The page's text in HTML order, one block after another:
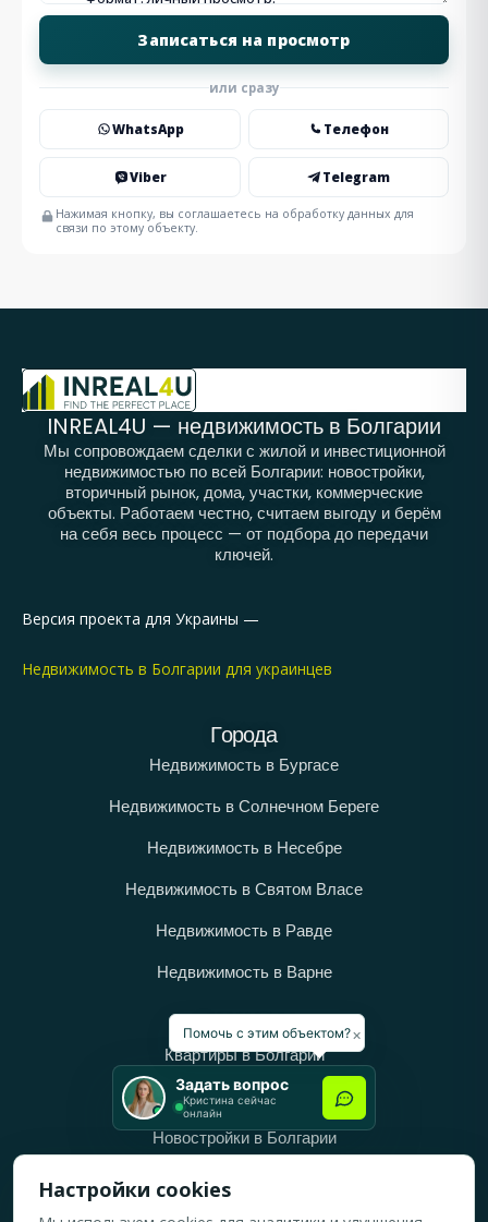
или сразу
WhatsApp Телефон
Viber Telegram
Нажимая кнопку, вы соглашаетесь на обработку данных для
связи по этому объекту.
INREAL4U — недвижимость в Болгарии
Мы сопровождаем сделки с жилой и инвестиционной
недвижимостью по всей Болгарии: новостройки,
вторичный рынок, дома, участки, коммерческие
объекты. Работаем честно, считаем выгоду и берём
на себя весь процесс — от подбора до передачи
ключей.
Версия проекта для Украины —
Недвижимость в Болгарии для украинцев
Города
Недвижимость в Бургасе
Недвижимость в Солнечном Береге
Недвижимость в Несебре
Недвижимость в Святом Власе
Недвижимость в Равде
Недвижимость в Варне
Категории
Квартиры в Болгарии
Дома в Болгарии
Новостройки в Болгарии
Вторичное жильё в Болгарии
×
Помочь с этим объектом?
Задать вопрос
Кристина сейчас
онлайн
Настройки cookies